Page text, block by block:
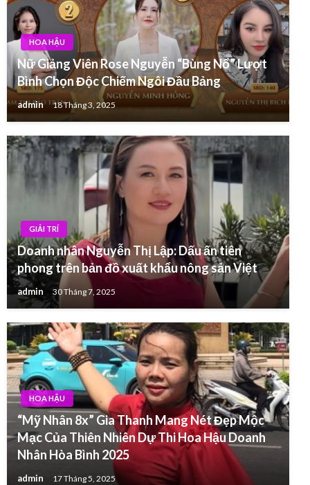
HOA HẬU
Nữ Giảng Viên Rose Nguyễn “Bùng Nổ” Lượt
Bình Chọn Độc Chiếm Ngôi Đầu Bảng
admin 18 Tháng 3, 2025
GIẢI TRÍ
Doanh nhân Nguyễn Thị Lập: Dấu ấn tiên
phong trên bản đồ xuất khẩu nông sản Việt
admin 30 Tháng 7, 2025
HOA HẬU
“Mỹ Nhân 8x” Gia Thanh Mang Nét Đẹp Mộc
Mạc Của Thiên Nhiên Dự Thi Hoa Hậu Doanh
Nhân Hòa Bình 2025
admin 17 Tháng 5, 2025